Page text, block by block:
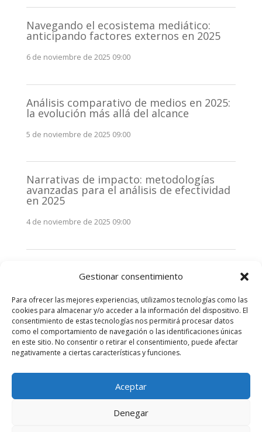
Gestionar consentimiento
Para ofrecer las mejores experiencias, utilizamos tecnologías como las
cookies para almacenar y/o acceder a la información del dispositivo. El
consentimiento de estas tecnologías nos permitirá procesar datos
como el comportamiento de navegación o las identificaciones únicas
en este sitio. No consentir o retirar el consentimiento, puede afectar
negativamente a ciertas características y funciones.
Aceptar
Denegar
Navegando el ecosistema mediático:
anticipando factores externos en 2025
6 de noviembre de 2025 09:00
Análisis comparativo de medios en 2025:
la evolución más allá del alcance
5 de noviembre de 2025 09:00
Narrativas de impacto: metodologías
avanzadas para el análisis de efectividad
en 2025
4 de noviembre de 2025 09:00
stakeholders en 2025: La clave de la
3 de noviembre de 2025 09:00
Comentarios recientes